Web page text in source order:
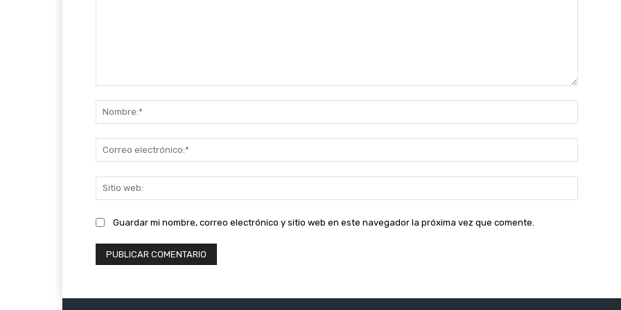
web:
Guardar mi nombre, correo electrónico y sitio web en este navegador la próxima vez que comente.